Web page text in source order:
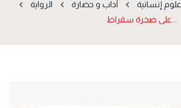
علوم إنسانية آداب و حضارة
الرواية
...على صخرة سقراط